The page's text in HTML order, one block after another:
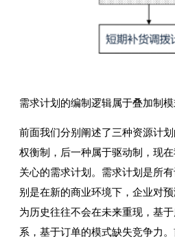
需求计划的编制逻辑属于叠加制模
前面我们分别阐述了三种资源计
权衡制，后一种属于驱动制，现
关心的需求计划。需求计划是所
别是在新的商业环境下，企业对
为历史往往不会在未来重现，基
系，基于订单的模式缺失竞争力